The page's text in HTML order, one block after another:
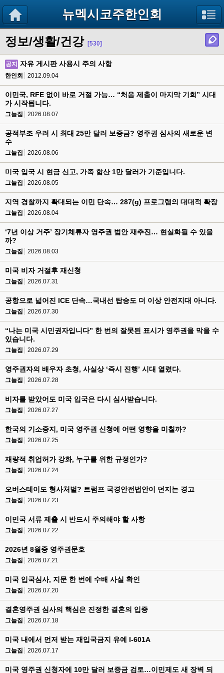
뉴멕시코주한인회
정보/생활/건강 [530]
공지 자유 게시판 사용시 주의 사항
한인회 2012.09.04
이민국, RFE 없이 바로 거절 가능… “처음 제출이 마지막 기회” 시대
가 시작됩니다.
그늘집 2026.08.07
공적부조 우려 시 최대 25만 달러 보증금? 영주권 심사의 새로운 변
수
그늘집 2026.08.06
미국 입국 시 현금 신고, 가족 합산 1만 달러가 기준입니다.
그늘집 2026.08.05
지역 경찰까지 확대되는 이민 단속… 287(g) 프로그램의 대대적 확장
그늘집 2026.08.04
‘7년 이상 거주’ 장기체류자 영주권 법안 재추진… 현실화될 수 있을
까?
그늘집 2026.08.03
미국 비자 거절후 재신청
그늘집 2026.07.31
공항으로 넓어진 ICE 단속…국내선 탑승도 더 이상 안전지대 아니다.
그늘집 2026.07.30
“나는 미국 시민권자입니다” 한 번의 잘못된 표시가 영주권을 막을 수
있습니다.
그늘집 2026.07.29
영주권자의 배우자 초청, 사실상 ‘즉시 진행’ 시대 열렸다.
그늘집 2026.07.28
비자를 받았어도 미국 입국은 다시 심사받습니다.
그늘집 2026.07.27
한국의 기소중지, 미국 영주권 신청에 어떤 영향을 미칠까?
그늘집 2026.07.25
재량적 취업허가 강화, 누구를 위한 규정인가?
그늘집 2026.07.24
오버스테이도 형사처벌? 트럼프 국경안전법안이 던지는 경고
그늘집 2026.07.23
이민국 서류 제출 시 반드시 주의해야 할 사항
그늘집 2026.07.22
2026년 8월중 영주권문호
그늘집 2026.07.21
미국 입국심사, 지문 한 번에 수배 사실 확인
그늘집 2026.07.20
결혼영주권 심사의 핵심은 진정한 결혼의 입증
그늘집 2026.07.18
미국 내에서 먼저 받는 재입국금지 유예 I-601A
그늘집 2026.07.17
미국 영주권 신청자에 10만 달러 보증금 검토…이민제도 새 장벽 되